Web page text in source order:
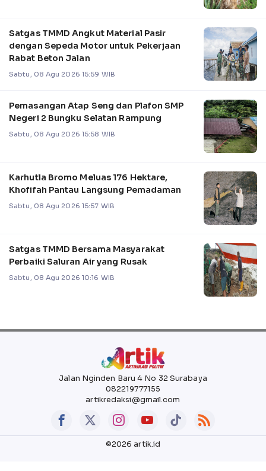
Satgas TMMD Angkut Material Pasir
dengan Sepeda Motor untuk Pekerjaan
Rabat Beton Jalan
Sabtu, 08 Agu 2026 15:59 WIB
Pemasangan Atap Seng dan Plafon SMP
Negeri 2 Bungku Selatan Rampung
Sabtu, 08 Agu 2026 15:58 WIB
Karhutla Bromo Meluas 176 Hektare,
Khofifah Pantau Langsung Pemadaman
Sabtu, 08 Agu 2026 15:57 WIB
Satgas TMMD Bersama Masyarakat
Perbaiki Saluran Air yang Rusak
Sabtu, 08 Agu 2026 10:16 WIB
Jalan Nginden Baru 4 No 32 Surabaya
082219777155
artikredaksi@gmail.com
©2026 artik.id